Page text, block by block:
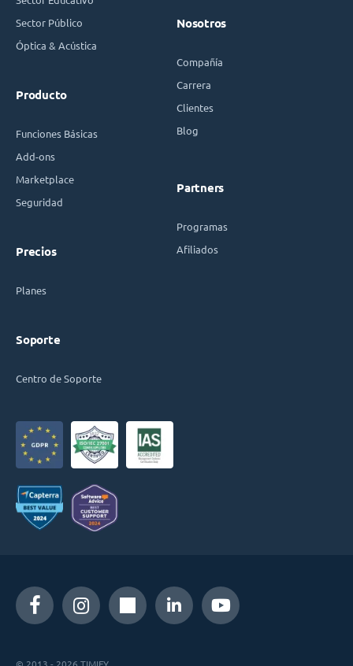
Sector Público
Óptica & Acústica
Producto
Funciones Básicas
Add-ons
Marketplace
Seguridad
Precios
Planes
Soporte
Centro de Soporte
Nosotros
Compañía
Carrera
Clientes
Blog
Partners
Programas
Afiliados